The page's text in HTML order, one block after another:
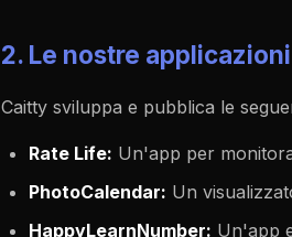
2. Le nostre applicazioni
Caitty sviluppa e pubblica le
Rate Life: Un'app per
PhotoCalendar: Un
HappyLearnNumber: Un'app